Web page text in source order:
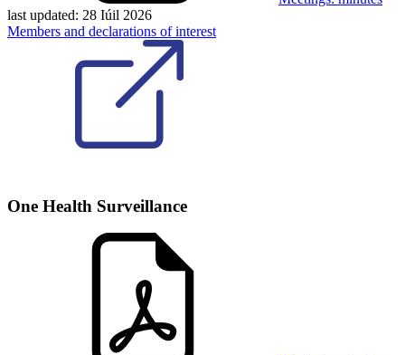
last updated: 28 Iúil 2026
Members and declarations of interest
One Health Surveillance